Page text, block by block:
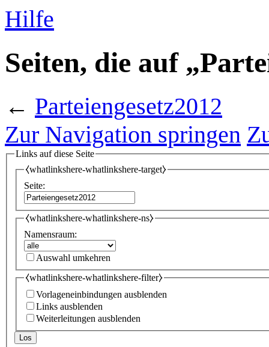
Hilfe
Seiten, die auf
← Parteiengesetz2012
Zur Navigation springen
Links auf diese Seite
⧼whatlinkshere-whatlinkshere-target⧽
Seite:
⧼whatlinkshere-whatlinkshere-ns⧽
Namensraum:
Auswahl umkehren
⧼whatlinkshere-whatlinkshere-filter⧽
Vorlageneinbindungen ausblenden
Links ausblenden
Weiterleitungen ausblenden
Los